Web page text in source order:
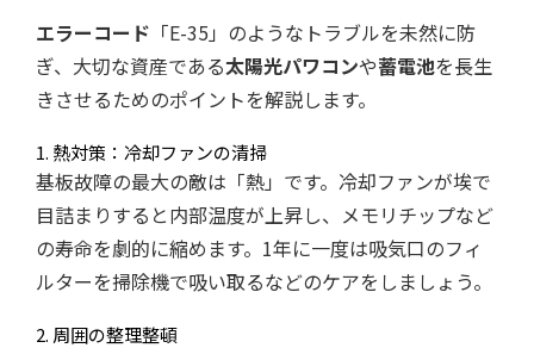
エラーコード 「E-35」のようなトラブルを未然に防
ぎ、大切な資産である太陽光パワコンや蓄電池を長生
きさせるためのポイントを解説します。
1. 熱対策：冷却ファンの清掃
基板故障の最大の敵は「熱」です。冷却ファンが埃で
目詰まりすると内部温度が上昇し、メモリチップなど
の寿命を劇的に縮めます。1年に一度は吸気口のフィ
ルターを掃除機で吸い取るなどのケアをしましょう。
2. 周囲の整理整頓